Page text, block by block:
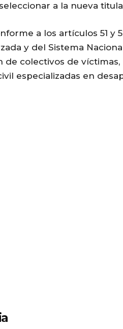
a la nueva
a los artículos 51 y
y del Sistema
de colectivos de
especializadas en